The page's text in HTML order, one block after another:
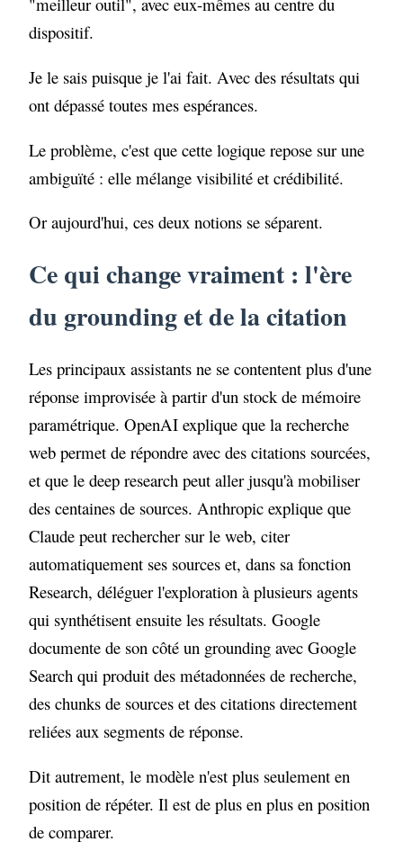
dispositif.
Je le sais puisque je l'ai fait. Avec des résultats qui
ont dépassé toutes mes espérances.
Le problème, c'est que cette logique repose sur une
ambiguïté : elle mélange visibilité et crédibilité.
Or aujourd'hui, ces deux notions se séparent.
Ce qui change vraiment : l'ère
du grounding et de la citation
Les principaux assistants ne se contentent plus d'une
réponse improvisée à partir d'un stock de mémoire
paramétrique. OpenAI explique que la recherche
web permet de répondre avec des citations sourcées,
et que le deep research peut aller jusqu'à mobiliser
des centaines de sources. Anthropic explique que
Claude peut rechercher sur le web, citer
automatiquement ses sources et, dans sa fonction
Research, déléguer l'exploration à plusieurs agents
qui synthétisent ensuite les résultats. Google
documente de son côté un grounding avec Google
Search qui produit des métadonnées de recherche,
des chunks de sources et des citations directement
reliées aux segments de réponse.
Dit autrement, le modèle n'est plus seulement en
position de répéter. Il est de plus en plus en position
de comparer.